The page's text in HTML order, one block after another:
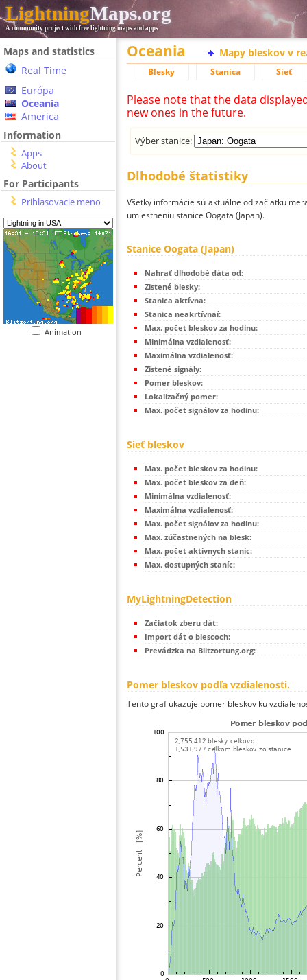
LightningMaps.org
A community project with free lightning maps and apps
Maps and statistics
Real Time
Európa
Oceania
America
Information
Apps
About
For Participants
Prihlasovacie meno
Animation
Oceania Mapy bleskov v
Blesky Stanica Sieť
Please note that the data
new ones in the future.
Výber stanice:
Dlhodobé štatistiky
Všetky informácie sú aktuálne od začiatku
umiestneniu stanice Oogata (Japan).
Stanice Oogata (Japan)
Nahrať dlhodobé dáta od:
Zistené blesky:
Stanica aktívna:
Stanica neakrtívnaí:
Max. počet bleskov za hodinu:
Minimálna vzdialenosť:
Maximálna vzdialenosť:
Zistené signály:
Pomer bleskov:
Lokalizačný pomer:
Max. počet signálov za hodinu:
Sieť bleskov
Max. počet bleskov za hodinu:
Max. počet bleskov za deň:
Minimálna vzdialenosť:
Maximálna vzdialenosť:
Max. počet signálov za hodinu:
Max. zúčastnených na blesk:
Max. počet aktívnych staníc:
Max. dostupných staníc:
MyLightningDetection
Začiatok zberu dát:
Import dát o blescoch:
Prevádzka na Blitzortung.org:
Pomer bleskov podľa vzdialenosti.
Tento graf ukazuje pomer bleskov ku